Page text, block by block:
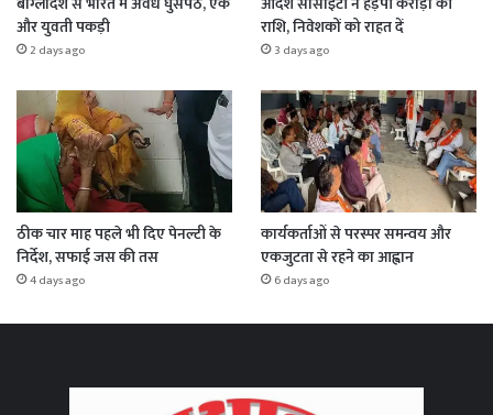
और युवती पकड़ी
2 days ago
राशि, निवेशकों को राहत दें
3 days ago
ठीक चार माह पहले भी दिए पेनल्टी के
निर्देश, सफाई जस की तस
4 days ago
कार्यकर्ताओं से परस्पर समन्वय और
एकजुटता से रहने का आह्वान
6 days ago